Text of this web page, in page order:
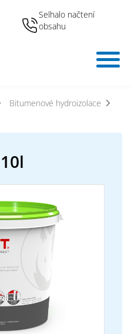
Selhalo načtení
obsahu
Bitumenové hydroizolace